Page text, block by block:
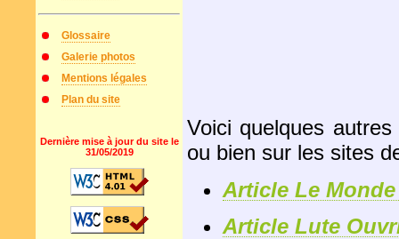
Glossaire
Galerie photos
Mentions légales
Plan du site
Dernière mise à jour du site le
31/05/2019
Voici quelques
ou bien sur les sites
Article Le Monde
Article Lute